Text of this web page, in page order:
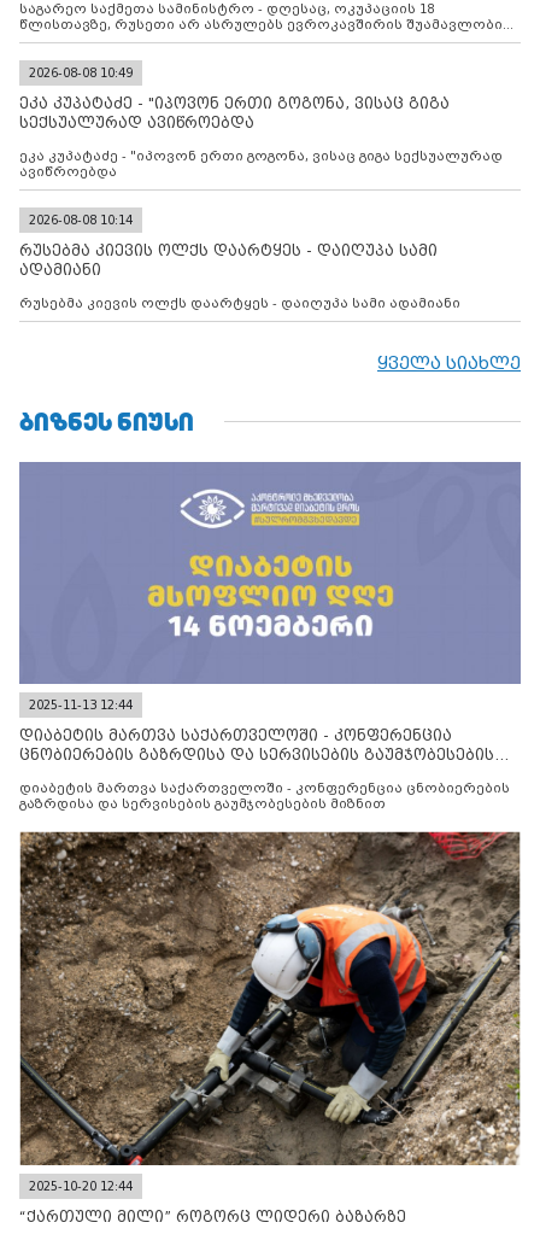
საგარეო საქმეთა სამინისტრო - დღესაც, ოკუპაციის 18
წლისთავზე, რუსეთი არ ასრულებს ევროკავშირის შუამავლობით
დადებულ 2008 წლის 12 აგვისტოს ცეცხლის შეწყვეტის
კონტროლს ოკუპირებულ რეგიონებში, აგრძელებს მათი
მილიტარიზაციის პროცესს და აქტიურად დგამს ნაბიჯებს მათი
ფაქტობრივი ანექსიისკენ
2026-08-08 10:49
ეკა კუპატაძე - "იპოვონ ერთი გოგონა, ვისაც გიგა
სექსუალურად ავიწროებდა
ეკა კუპატაძე - "იპოვონ ერთი გოგონა, ვისაც გიგა სექსუალურად
ავიწროებდა
2026-08-08 10:14
რუსებმა კიევის ოლქს დაარტყეს - დაიღუპა სამი
ადამიანი
რუსებმა კიევის ოლქს დაარტყეს - დაიღუპა სამი ადამიანი
ყველა სიახლე
ᲑᲘᲖᲜᲔᲡ ᲜᲘᲣᲡᲘ
2025-11-13 12:44
დიაბეტის მართვა საქართველოში - კონფერენცია
ცნობიერების გაზრდისა და სერვისების გაუმჯობესების
დიაბეტის მართვა საქართველოში - კონფერენცია ცნობიერების
გაზრდისა და სერვისების გაუმჯობესების მიზნით
2025-10-20 12:44
“ქართული მილი” როგორც ლიდერი ბაზარზე